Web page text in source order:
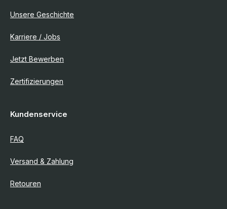
Unsere Geschichte
Karriere / Jobs
Jetzt Bewerben
Zertifizierungen
Kundenservice
FAQ
Versand & Zahlung
Retouren